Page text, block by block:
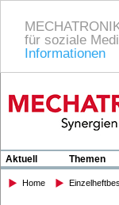
für soziale
Informationen
Aktuell Themen
Home